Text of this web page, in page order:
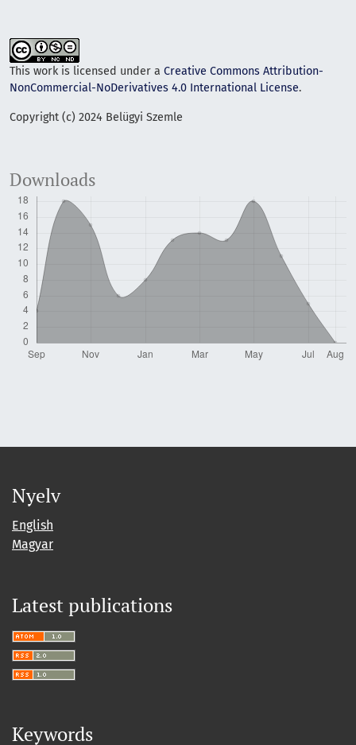
This work is licensed under a Creative Commons Attribution-
NonCommercial-NoDerivatives 4.0 International License.
Copyright (c) 2024 Belügyi Szemle
Downloads
Nyelv
English
Magyar
Latest publications
Keywords